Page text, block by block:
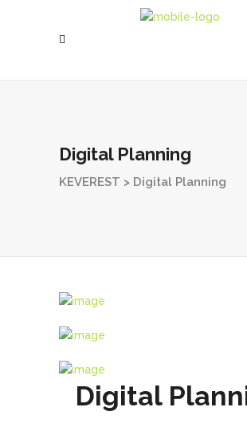
Digital Planning
KEVEREST > Digital Planning
Digital